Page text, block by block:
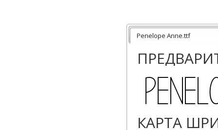
here: http://
Vanessa Bays
Penelope Anne.ttf
КАРТА